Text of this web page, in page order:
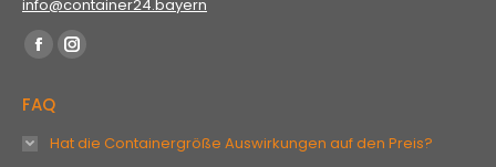
info@container24.bayern
Finden Sie uns auf:
Facebook
opens
in
Instagram
in
FAQ
Hat die Containergröße Auswirkungen auf den Preis?